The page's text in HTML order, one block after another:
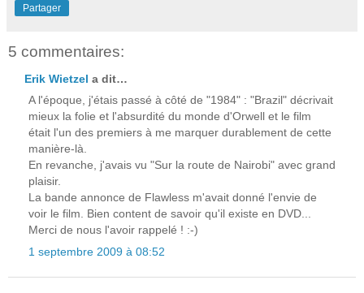
Partager
5 commentaires:
Erik Wietzel a dit…
A l'époque, j'étais passé à côté de "1984" : "Brazil" décrivait
mieux la folie et l'absurdité du monde d'Orwell et le film
était l'un des premiers à me marquer durablement de cette
manière-là.
En revanche, j'avais vu "Sur la route de Nairobi" avec grand
plaisir.
La bande annonce de Flawless m'avait donné l'envie de
voir le film. Bien content de savoir qu'il existe en DVD...
Merci de nous l'avoir rappelé ! :-)
1 septembre 2009 à 08:52